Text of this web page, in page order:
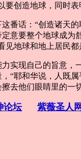
要创造地球，同时
番话：“创造诸天
意要整个地球成
地球和地上居民
实现自己的旨意
“耶和华说，人既
去他们眼睛里的一